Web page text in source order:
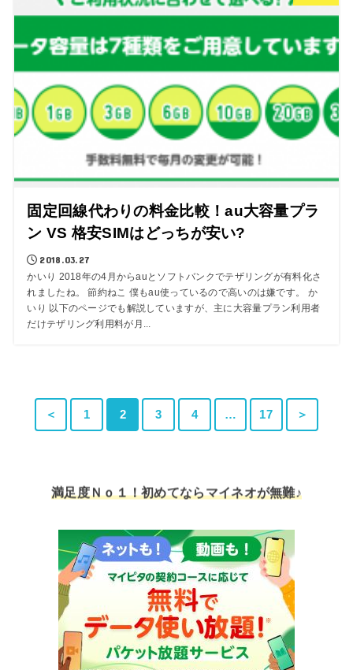
固定回線代わりの料金比較！au大容量プラ
ン VS 格安SIMはどっちが安い?
2018.03.27
かいり 2018年の4月からauとソフトバンクでテザリングが有料化さ
れましたね。 節約ねこ 僕もau使っているので高いのは嫌です。 か
いり 以下のページでも解説していますが、主に大容量プラン利用者
だけテザリング利用料が月...
＜ 1 2 3 4 … 17 ＞
満足度Ｎｏ１！初めてならマイネオが無難♪